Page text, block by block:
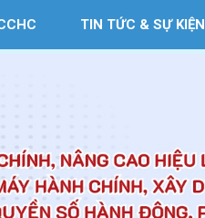
TIN TỨC & SỰ KIỆN